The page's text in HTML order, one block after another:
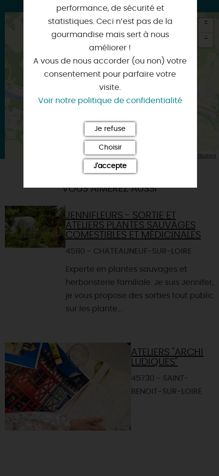
Itinéraire vers
+
-
Leaflet| Map data © OpenStreetMap contributors
VOUS AIMEREZ AUSSI
JENNIFLEURS - SORTIE ET
ATELIERS PLANTES SAUVAGES
COMESTIBLES ET MÉDICINALES
45110 - CHATEAUNEUF-SUR-LOIRE
Experte en plantes sauvages et
herboristerie familiale. Je suis Jennifer,
je vous propose des sorties tout public
sur les plante...
ATELIERS "ARCHI
LUDIQUES"
45730 - SAINT-
BENOIT-SUR-LOIRE
performance, de sécurité et
statistiques. Ceci n’est pas de la
gourmandise mais sert à nous
améliorer !
A vous de nous accorder (ou non) votre
consentement pour parfaire votre
visite.
Voir notre politique de confidentialité
Je refuse
Choisir
J'accepte